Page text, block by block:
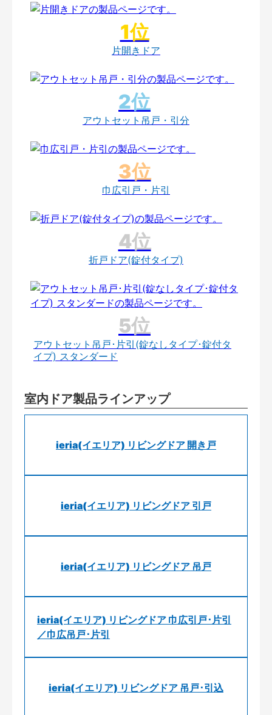
片開きドア
アウトセット吊戸・引分
巾広引戸・片引
折戸ドア(錠付タイプ)
アウトセット吊戸･片引(錠なしタイプ･錠付タ
イプ) スタンダード
室内ドア製品ラインアップ
ieria(イエリア) リビングドア 開き戸
ieria(イエリア) リビングドア 引戸
ieria(イエリア) リビングドア 吊戸
ieria(イエリア) リビングドア 巾広引戸･片引
／巾広吊戸･片引
ieria(イエリア) リビングドア 吊戸･引込